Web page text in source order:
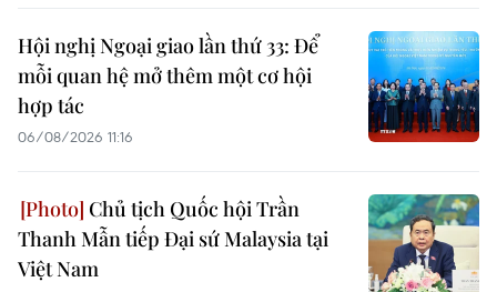
Hội nghị Ngoại giao lần thứ 33: Để
mỗi quan hệ mở thêm một cơ hội
hợp tác
06/08/2026 11:16
Chủ tịch Quốc hội Trần
Thanh Mẫn tiếp Đại sứ Malaysia tại
Việt Nam